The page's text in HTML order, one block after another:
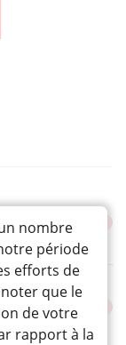
100 g)
nombre
période
efforts de
que le
de votre
rapport à la